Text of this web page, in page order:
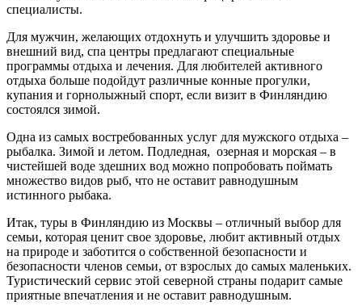
специалисты.
Для мужчин, желающих отдохнуть и улучшить здоровье и
внешний вид, спа центры предлагают специальные
программы отдыха и лечения. Для любителей активного
отдыха больше подойдут различные конные прогулки,
купания и горнолыжный спорт, если визит в Финляндию
состоялся зимой.
Одна из самых востребованных услуг для мужского отдыха –
рыбалка. Зимой и летом. Подледная, озерная и морская – в
чистейшей воде здешних вод можно попробовать поймать
множество видов рыб, что не оставит равнодушным
истинного рыбака.
Итак, туры в Финляндию из Москвы – отличный выбор для
семьи, которая ценит свое здоровье, любит активный отдых
на природе и заботится о собственной безопасности и
безопасности членов семьи, от взрослых до самых маленьких.
Туристический сервис этой северной страны подарит самые
приятные впечатления и не оставит равнодушным.